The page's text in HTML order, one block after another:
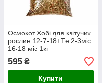
Осмокот Хобі для квітучих
рослин 12-7-18+Тe 2-3міс
16-18 міс 1кг
595 ₴
Купити